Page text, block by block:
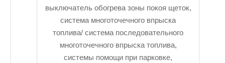
выключатель обогрева зоны покоя щеток,
система многоточечного впрыска
топлива/ система последовательного
многоточечного впрыска топлива,
системы помощи при парковке,